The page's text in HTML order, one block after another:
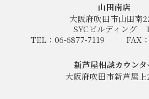
山田南店
大阪府吹田市山田南
SYCビルディング
TEL：06-6877-7119
FAX
新芦屋相談カウンタ
大阪府吹田市新芦屋上